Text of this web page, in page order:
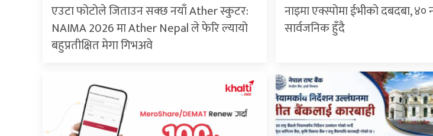
एउटा फोटोले जिताउन सक्छ नयाँ Ather स्कुटर:
NAIMA 2026 मा Ather Nepal ले फेरि ल्यायो
बहुप्रतीक्षित मेगा गिभअवे
नाइमा एक्स्पोमा ईभीको दबदबा, ४०
सार्वजनिक हुँदै